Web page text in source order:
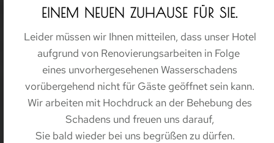
EINEM NEUEN ZUHAUSE FÜR SIE.
Leider müssen wir Ihnen mitteilen, dass unser Hotel
aufgrund von Renovierungsarbeiten in Folge
eines unvorhergesehenen Wasserschadens
vorübergehend nicht für Gäste geöffnet sein kann.
Wir arbeiten mit Hochdruck an der Behebung des
Schadens und freuen uns darauf,
Sie bald wieder bei uns begrüßen zu dürfen.